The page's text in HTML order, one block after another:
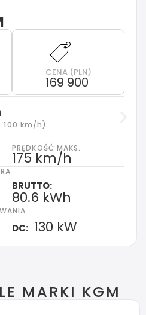
CENA (PLN)
169 900
100 km/h)
PRĘDKOŚĆ MAKS.
175 km/h
BRUTTO:
80.6 kWh
DC: 130 kW
MARKI KGM